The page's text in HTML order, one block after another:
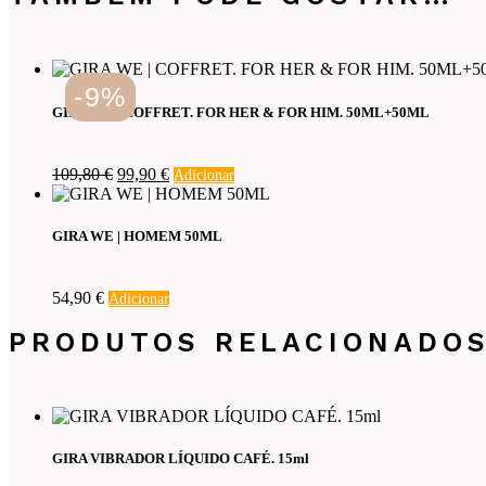
-9%
GIRA WE | COFFRET. FOR HER & FOR HIM. 50ML+50ML
109,80€ O
preço
era:
99,90 €O
preço
é:
Adicionar
GIRA WE | HOMEM 50ML
54,90 € Adicionar
PRODUTOS
GIRA VIBRADOR LÍQUIDO CAFÉ. 15ml